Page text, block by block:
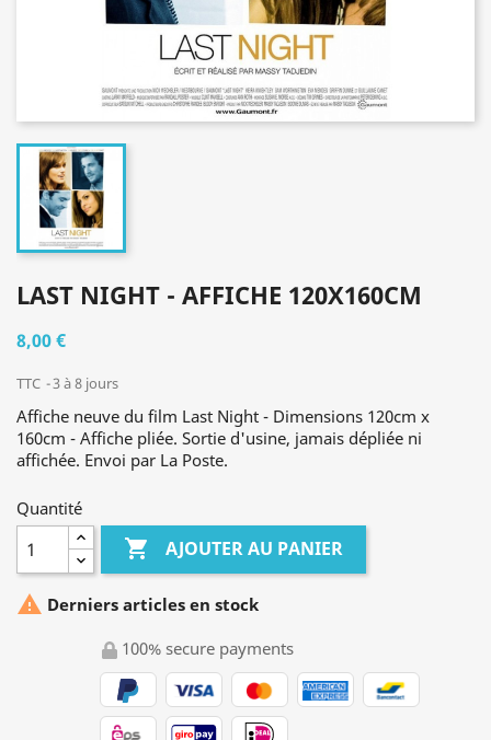
LAST NIGHT - AFFICHE 120X160CM
8,00 €
TTC 3 à 8 jours
Affiche neuve du film Last Night - Dimensions 120cm x
160cm - Affiche pliée. Sortie d'usine, jamais dépliée ni
affichée. Envoi par La Poste.
Quantité
 AJOUTER AU PANIER
 Derniers articles en stock
100% secure payments